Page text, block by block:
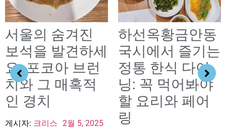
서울의 숨겨진
보석을 발견하세
요: 포코아 브런
치와 그 매혹적
인 경치
게시자: 크리스 2월 5, 2025
하선옥황금안동
국시에서 즐기는
정통 한식 다이
닝: 꼭 먹어봐야
할 요리와 페어
링